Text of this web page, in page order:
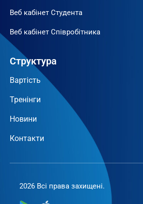
Веб кабінет Студента
Веб кабінет Співробітника
Структура
Вартість
Тренінги
Новини
Контакти
2026 Всі права захищені.